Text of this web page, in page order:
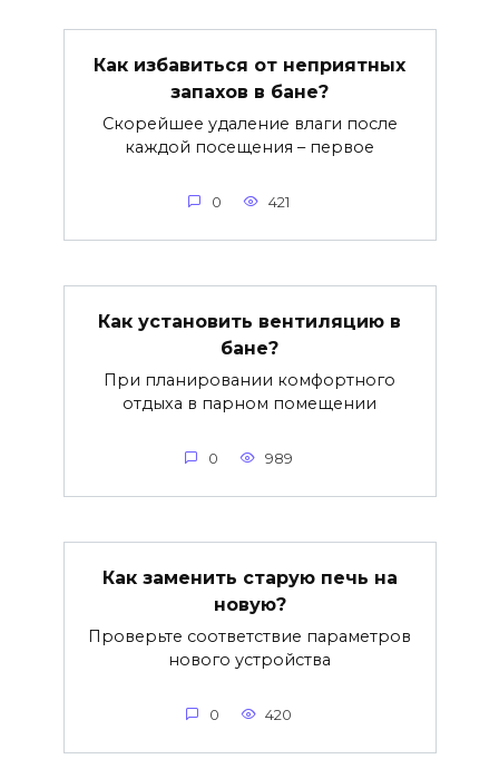
Как избавиться от неприятных
запахов в бане?
Скорейшее удаление влаги после
каждой посещения – первое
0 421
Как установить вентиляцию в
бане?
При планировании комфортного
отдыха в парном помещении
0 989
Как заменить старую печь на
новую?
Проверьте соответствие параметров
нового устройства
0 420